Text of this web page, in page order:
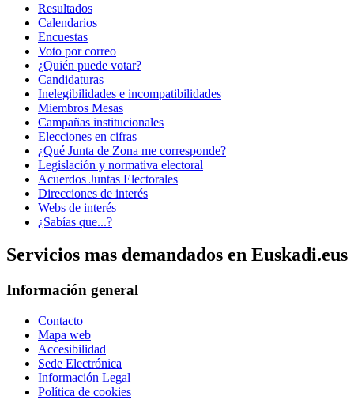
Resultados
Calendarios
Encuestas
Voto por correo
¿Quién puede votar?
Candidaturas
Inelegibilidades e incompatibilidades
Miembros Mesas
Campañas institucionales
Elecciones en cifras
¿Qué Junta de Zona me corresponde?
Legislación y normativa electoral
Acuerdos Juntas Electorales
Direcciones de interés
Webs de interés
¿Sabías que...?
Servicios mas demandados en Euskadi.eus
Información general
Contacto
Mapa web
Accesibilidad
Sede Electrónica
Información Legal
Política de cookies